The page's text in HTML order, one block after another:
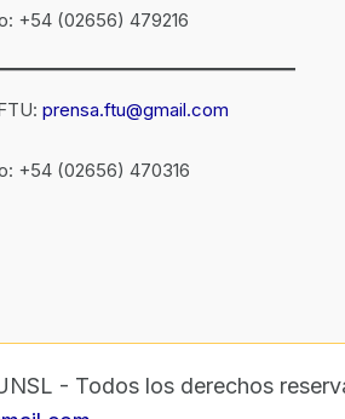
+54 (02656) 479216
prensa.ftu@gmail.com
+54 (02656) 470316
- Todos los derechos